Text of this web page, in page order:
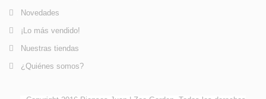
Novedades
¡Lo más vendido!
Nuestras tiendas
¿Quiénes somos?